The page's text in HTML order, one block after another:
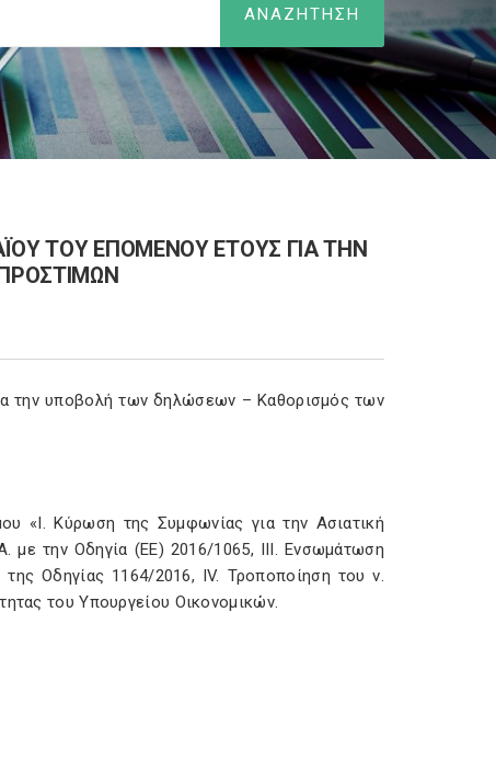
ΤΟΥ ΕΠΟΜΕΝΟΥ ΕΤΟΥΣ ΓΙΑ ΤΗΝ
την υποβολή των δηλώσεων – Καθορισμός των
«I. Κύρωση της Συμφωνίας για την Ασιατική
με την Οδηγία (ΕΕ) 2016/1065, III. Ενσωμάτωση
Οδηγίας 1164/2016, IV. Τροποποίηση του ν.
του Υπουργείου Οικονομικών.